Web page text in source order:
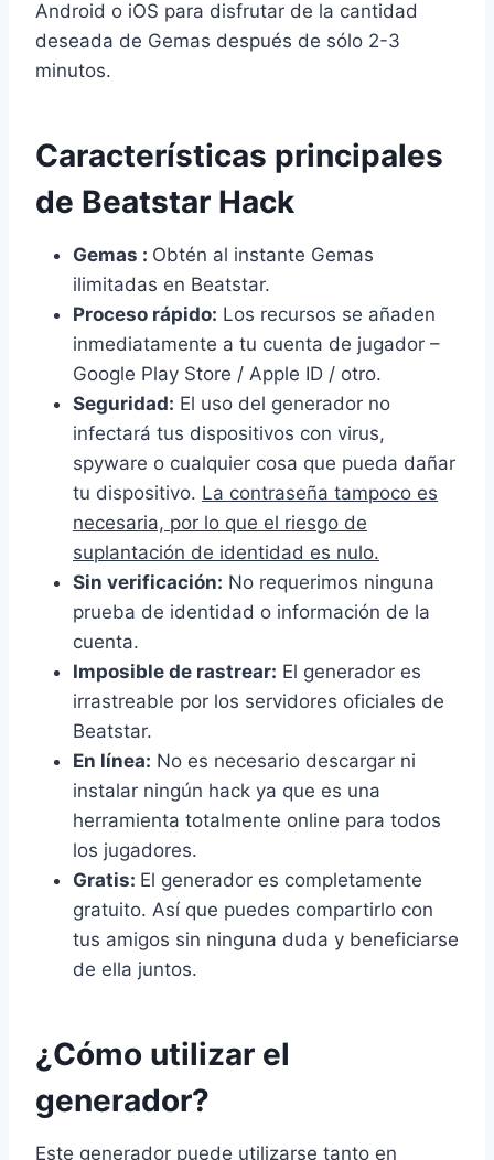
Android o iOS para disfrutar de la cantidad
deseada de Gemas después de sólo 2-3
minutos.
Características principales
de Beatstar Hack
Gemas : Obtén al instante Gemas
ilimitadas en Beatstar.
Proceso rápido: Los recursos se añaden
inmediatamente a tu cuenta de jugador –
Google Play Store / Apple ID / otro.
Seguridad: El uso del generador no
infectará tus dispositivos con virus,
spyware o cualquier cosa que pueda dañar
tu dispositivo. La contraseña tampoco es
necesaria, por lo que el riesgo de
suplantación de identidad es nulo.
Sin verificación: No requerimos ninguna
prueba de identidad o información de la
cuenta.
Imposible de rastrear: El generador es
irrastreable por los servidores oficiales de
Beatstar.
En línea: No es necesario descargar ni
instalar ningún hack ya que es una
herramienta totalmente online para todos
los jugadores.
Gratis: El generador es completamente
gratuito. Así que puedes compartirlo con
tus amigos sin ninguna duda y beneficiarse
de ella juntos.
¿Cómo utilizar el
generador?
Este generador puede utilizarse tanto en